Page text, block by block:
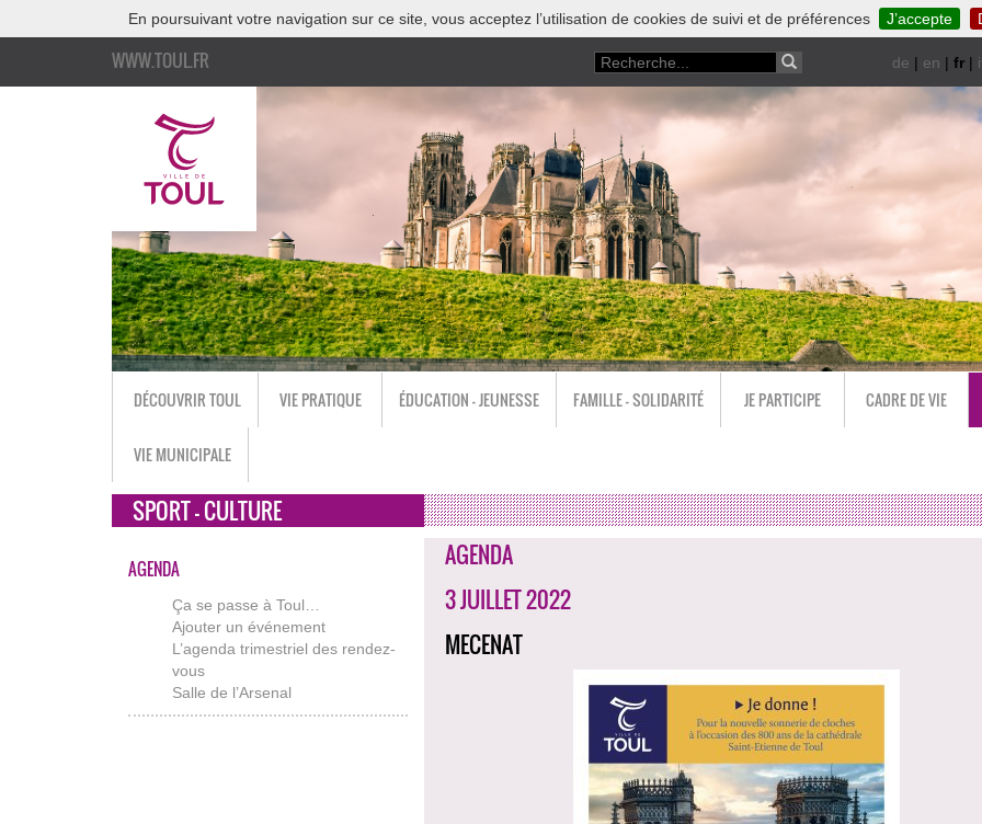
En poursuivant votre navigation sur ce site, vous acceptez l’utilisation de cookies de suivi et de préférences J’accepte
WWW.TOUL.FR de | en | fr |
DÉCOUVRIR TOUL VIE PRATIQUE ÉDUCATION - JEUNESSE FAMILLE - SOLIDARITÉ JE PARTICIPE CADRE DE VIE
VIE MUNICIPALE
SPORT - CULTURE
AGENDA
Ça se passe à Toul…
Ajouter un événement
L’agenda trimestriel des rendez-
vous
Salle de l’Arsenal
AGENDA
3 JUILLET 2022
MECENAT